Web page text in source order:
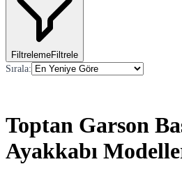
FiltrelemeFiltrele
Sırala:
Toptan Garson
Ayakkabı